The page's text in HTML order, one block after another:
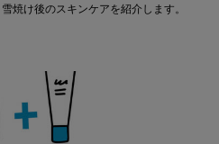
焼け後のスキンケアを紹介します。